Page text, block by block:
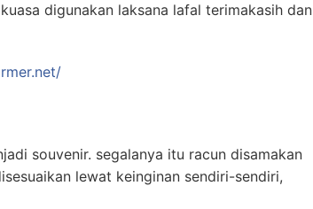
digunakan laksana lafal terimakasih dan
souvenir. segalanya itu racun disamakan
lewat keinginan sendiri-sendiri,